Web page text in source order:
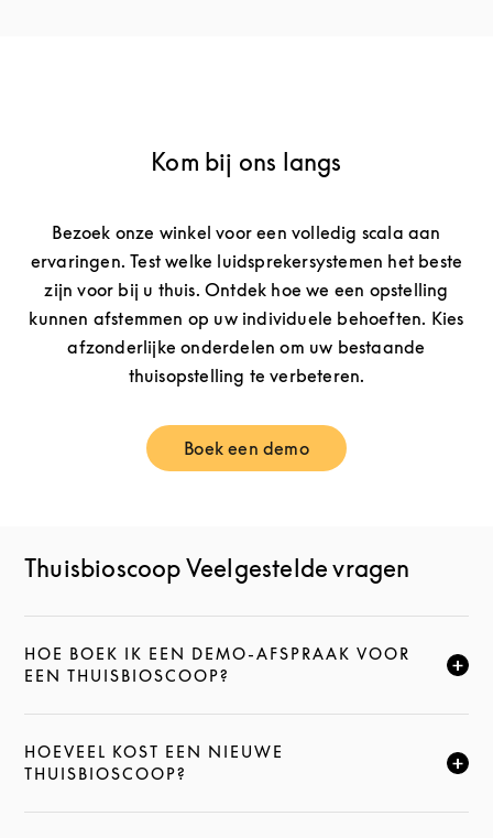
Kom bij ons langs
Bezoek onze winkel voor een volledig scala aan
ervaringen. Test welke luidsprekersystemen het beste
zijn voor bij u thuis. Ontdek hoe we een opstelling
kunnen afstemmen op uw individuele behoeften. Kies
afzonderlijke onderdelen om uw bestaande
thuisopstelling te verbeteren.
Boek een demoLink Opens in New Tab
Thuisbioscoop Veelgestelde vragen
HOE BOEK IK EEN DEMO-AFSPRAAK VOOR
EEN THUISBIOSCOOP?
KLIK HIER OM DEZE BESCHRIJVING UIT TE
HOEVEEL KOST EEN NIEUWE
THUISBIOSCOOP?
KLIK HIER OM DEZE BESCHRIJVING UIT TE